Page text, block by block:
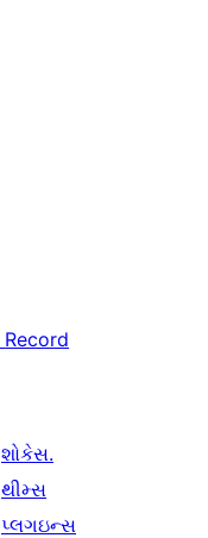
Record
શોકેસ.
થીમ્સ
પ્લગઇન્સ